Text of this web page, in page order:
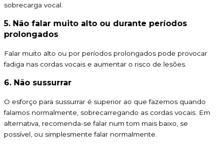
sobrecarga vocal.
5. Não falar muito alto ou durante períodos
prolongados
Falar muito alto ou por períodos prolongados pode provocar
fadiga nas cordas vocais e aumentar o risco de lesões.
6. Não sussurrar
O esforço para sussurrar é superior ao que fazemos quando
falamos normalmente, sobrecarregando as cordas vocais. Em
alternativa, recomenda-se falar num tom mais baixo, se
possível, ou simplesmente falar normalmente.